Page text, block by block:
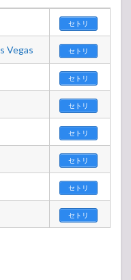
セトリ
Vegas セトリ
セトリ
セトリ
セトリ
セトリ
セトリ
セトリ